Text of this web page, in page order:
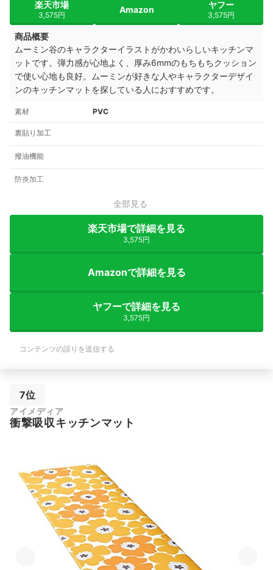
楽天市場
3,575円
Amazon ヤフー
3,575円
商品概要
ムーミン谷のキャラクターイラストがかわいらしいキッチンマ
ットです。弾力感が心地よく、厚み6mmのもちもちクッション
で使い心地も良好。ムーミンが好きな人やキャラクターデザイ
ンのキッチンマットを探している人におすすめです。
素材 PVC
裏貼り加工
撥油機能
防炎加工
全部見る
楽天市場で詳細を見る
3,575円
Amazonで詳細を見る
ヤフーで詳細を見る
3,575円
コンテンツの誤りを送信する
7位
アイメディア
衝撃吸収キッチンマット